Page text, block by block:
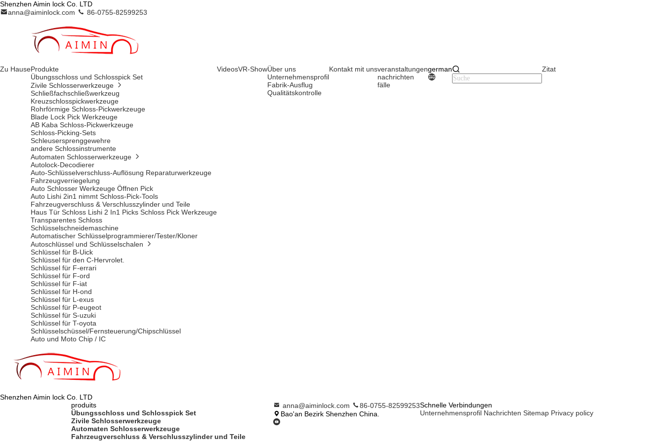
Shenzhen Aimin lock Co. LTD
anna@aiminlock.com
86-0755-82599253
Zu HauseProdukte
Übungsschloss und Schlosspick Set
Zivile Schlosserwerkzeuge
Schließfachschließwerkzeug
Kreuzschlosspickwerkzeuge
Rohrförmige Schloss-Pickwerkzeuge
Blade Lock Pick Werkzeuge
AB Kaba Schloss-Pickwerkzeuge
Schloss-Picking-Sets
Schleusersprenggewehre
andere Schlossinstrumente
Automaten Schlosserwerkzeuge
Autolock-Decodierer
Auto-Schlüsselverschluss-Auflösung Reparaturwerkzeuge
Fahrzeugverriegelung
Auto Schlosser Werkzeuge Öffnen Pick
Auto Lishi 2in1 nimmt Schloss-Pick-Tools
Fahrzeugverschluss & Verschlusszylinder und Teile
Haus Tür Schloss Lishi 2 In1 Picks Schloss Pick Werkzeuge
Transparentes Schloss
Schlüsselschneidemaschine
Automatischer Schlüsselprogrammierer/Tester/Kloner
Autoschlüssel und Schlüsselschalen
Schlüssel für B-Uick
Schlüssel für den C-Hervrolet.
Schlüssel für F-errari
Schlüssel für F-ord
Schlüssel für F-iat
Schlüssel für H-ond
Schlüssel für L-exus
Schlüssel für P-eugeot
Schlüssel für S-uzuki
Schlüssel für T-oyota
Schlüsselschüssel/Fernsteuerung/Chipschlüssel
Auto und Moto Chip / IC
VideosVR-ShowÜber uns
Unternehmensprofil
Fabrik-Ausflug
Qualitätskontrolle
Kontakt mit unsveranstaltungen
nachrichten
fälle
german Zitat
Shenzhen Aimin lock Co. LTD
produits
Übungsschloss und Schlosspick Set
Zivile Schlosserwerkzeuge
Automaten Schlosserwerkzeuge
Fahrzeugverschluss & Verschlusszylinder und Teile
anna@aiminlock.com
86-0755-82599253
Bao'an Bezirk Shenzhen China.
Schnelle Verbindungen
Unternehmensprofil Nachrichten Sitemap Privacy policy